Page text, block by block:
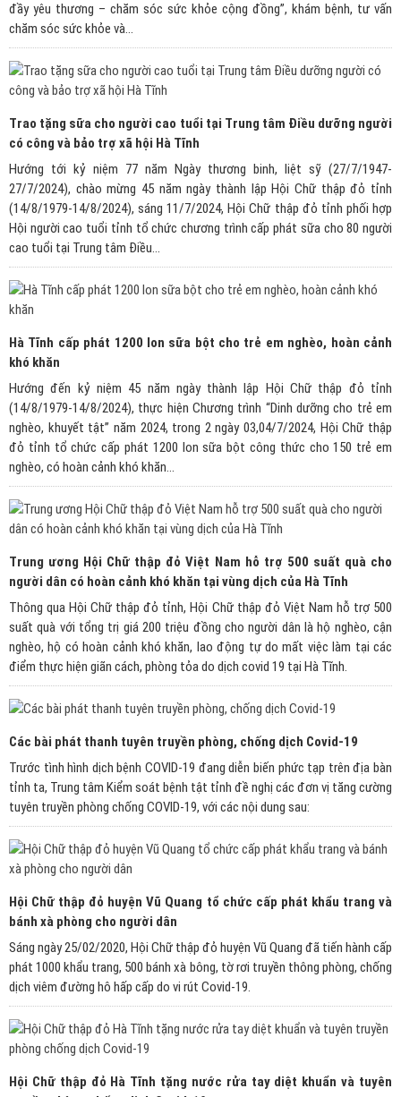
đầy yêu thương – chăm sóc sức khỏe cộng đồng”, khám bệnh, tư vấn
chăm sóc sức khỏe và...
Trao tặng sữa cho người cao tuổi tại Trung tâm Điều dưỡng người
có công và bảo trợ xã hội Hà Tĩnh
Hướng tới kỷ niệm 77 năm Ngày thương binh, liệt sỹ (27/7/1947-
27/7/2024), chào mừng 45 năm ngày thành lập Hội Chữ thập đỏ tỉnh
(14/8/1979-14/8/2024), sáng 11/7/2024, Hội Chữ thập đỏ tỉnh phối hợp
Hội người cao tuổi tỉnh tổ chức chương trình cấp phát sữa cho 80 người
cao tuổi tại Trung tâm Điều...
Hà Tĩnh cấp phát 1200 lon sữa bột cho trẻ em nghèo, hoàn cảnh
khó khăn
Hướng đến kỷ niệm 45 năm ngày thành lập Hội Chữ thập đỏ tỉnh
(14/8/1979-14/8/2024), thực hiện Chương trình “Dinh dưỡng cho trẻ em
nghèo, khuyết tật” năm 2024, trong 2 ngày 03,04/7/2024, Hội Chữ thập
đỏ tỉnh tổ chức cấp phát 1200 lon sữa bột công thức cho 150 trẻ em
nghèo, có hoàn cảnh khó khăn...
Trung ương Hội Chữ thập đỏ Việt Nam hỗ trợ 500 suất quà cho
người dân có hoàn cảnh khó khăn tại vùng dịch của Hà Tĩnh
Thông qua Hội Chữ thập đỏ tỉnh, Hội Chữ thập đỏ Việt Nam hỗ trợ 500
suất quà với tổng trị giá 200 triệu đồng cho người dân là hộ nghèo, cận
nghèo, hộ có hoàn cảnh khó khăn, lao động tự do mất việc làm tại các
điểm thực hiện giãn cách, phòng tỏa do dịch covid 19 tại Hà Tĩnh.
Các bài phát thanh tuyên truyền phòng, chống dịch Covid-19
Trước tình hình dịch bệnh COVID-19 đang diễn biến phức tạp trên địa bàn
tỉnh ta, Trung tâm Kiểm soát bệnh tật tỉnh đề nghị các đơn vị tăng cường
tuyên truyền phòng chống COVID-19, với các nội dung sau:
Hội Chữ thập đỏ huyện Vũ Quang tổ chức cấp phát khẩu trang và
bánh xà phòng cho người dân
Sáng ngày 25/02/2020, Hội Chữ thập đỏ huyện Vũ Quang đã tiến hành cấp
phát 1000 khẩu trang, 500 bánh xà bông, tờ rơi truyền thông phòng, chống
dịch viêm đường hô hấp cấp do vi rút Covid-19.
Hội Chữ thập đỏ Hà Tĩnh tặng nước rửa tay diệt khuẩn và tuyên